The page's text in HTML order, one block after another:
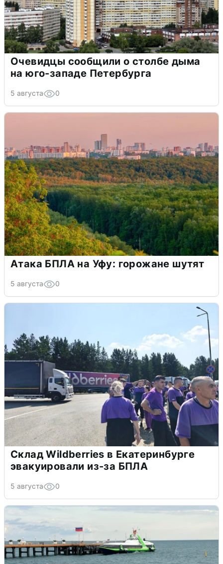
Очевидцы сообщили о столбе дыма
на юго-западе Петербурга
5 августа 0
Атака БПЛА на Уфу: горожане шутят
5 августа 0
Склад Wildberries в Екатеринбурге
эвакуировали из-за БПЛА
5 августа 0